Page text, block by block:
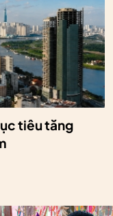
tiêu tăng